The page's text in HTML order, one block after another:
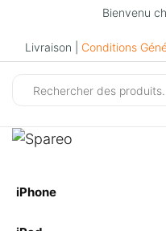
Bienvenu
Livraison | Conditions
iPhone